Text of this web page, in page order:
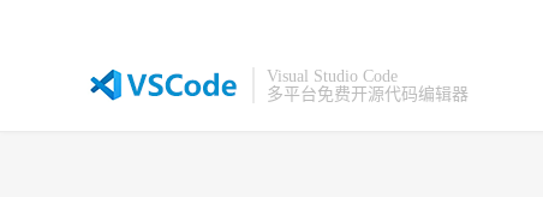
Visual Studio Code
多平台免费开源代码编辑器